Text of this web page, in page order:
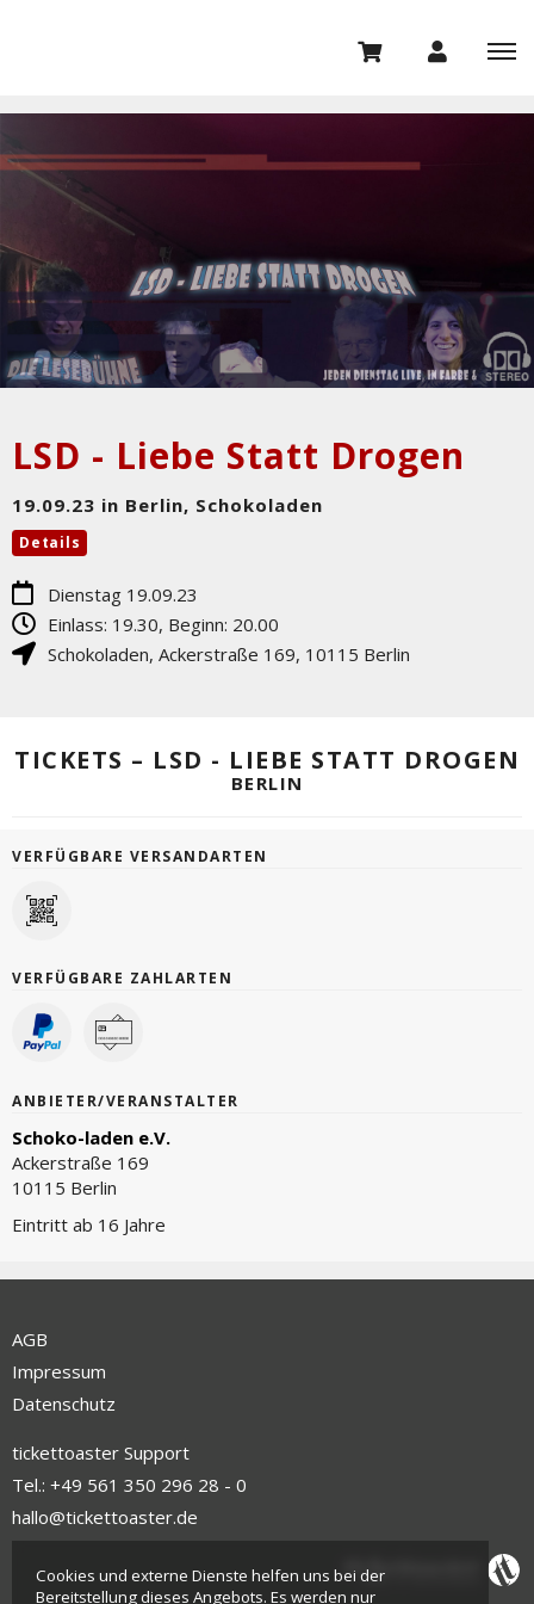
LSD - Liebe Statt Drogen
19.09.23 in Berlin, Schokoladen
Details
Dienstag 19.09.23
Einlass: 19.30, Beginn: 20.00
Schokoladen, Ackerstraße 169, 10115 Berlin
TICKETS – LSD - LIEBE STATT DROGEN
BERLIN
VERFÜGBARE VERSANDARTEN
VERFÜGBARE ZAHLARTEN
ANBIETER/VERANSTALTER
Schoko-laden e.V.
Ackerstraße 169
10115 Berlin
Eintritt ab 16 Jahre
AGB
Impressum
Datenschutz
tickettoaster Support
Tel.: +49 561 350 296 28 - 0
hallo@tickettoaster.de
Cookies und externe Dienste helfen uns bei der
Bereitstellung dieses Angebots. Es werden nur